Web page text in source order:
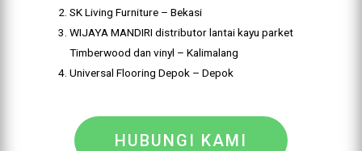
SK Living Furniture – Bekasi
WIJAYA MANDIRI distributor lantai kayu parket
Timberwood dan vinyl – Kalimalang
Universal Flooring Depok – Depok
HUBUNGI KAMI